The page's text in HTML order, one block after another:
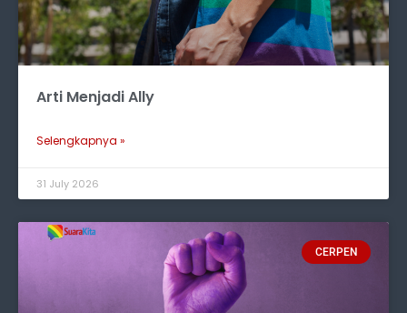
Arti Menjadi Ally
Selengkapnya »
31 July 2026
CERPEN